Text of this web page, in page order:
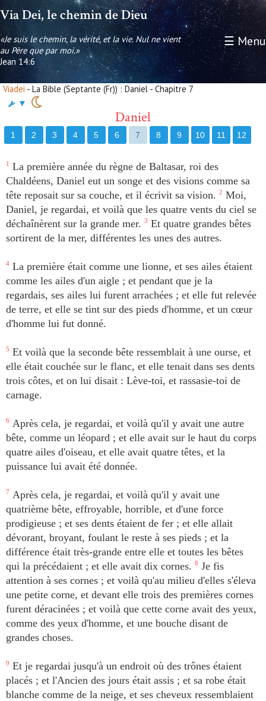
Via Dei, le chemin de Dieu
«Je suis le chemin, la vérité, et la vie. Nul ne vient
au Père que par moi.»
Jean 14:6
☰ Menu
Viadei - La Bible (Septante (Fr)) : Daniel - Chapitre 7
▼
Daniel
1 2 3 4 5 6 7 8 9 10 11 12
1
La première année du règne de Baltasar, roi des
Chaldéens, Daniel eut un songe et des visions comme sa
tête reposait sur sa couche, et il écrivit sa vision. 2 Moi,
Daniel, je regardai, et voilà que les quatre vents du ciel se
déchaînèrent sur la grande mer. 3 Et quatre grandes bêtes
sortirent de la mer, différentes les unes des autres.
4 La première était comme une lionne, et ses ailes étaient
comme les ailes d'un aigle ; et pendant que je la
regardais, ses ailes lui furent arrachées ; et elle fut relevée
de terre, et elle se tint sur des pieds d'homme, et un cœur
d'homme lui fut donné.
5 Et voilà que la seconde bête ressemblait à une ourse, et
elle était couchée sur le flanc, et elle tenait dans ses dents
trois côtes, et on lui disait : Lève-toi, et rassasie-toi de
carnage.
6 Après cela, je regardai, et voilà qu'il y avait une autre
bête, comme un léopard ; et elle avait sur le haut du corps
quatre ailes d'oiseau, et elle avait quatre têtes, et la
puissance lui avait été donnée.
7 Après cela, je regardai, et voilà qu'il y avait une
quatrième bête, effroyable, horrible, et d'une force
prodigieuse ; et ses dents étaient de fer ; et elle allait
dévorant, broyant, foulant le reste à ses pieds ; et la
différence était très-grande entre elle et toutes les bêtes
qui la précédaient ; et elle avait dix cornes. 8 Je fis
attention à ses cornes ; et voilà qu'au milieu d'elles s'éleva
une petite corne, et devant elle trois des premières cornes
furent déracinées ; et voilà que cette corne avait des yeux,
comme des yeux d'homme, et une bouche disant de
grandes choses.
9 Et je regardai jusqu'à un endroit où des trônes étaient
placés ; et l'Ancien des jours était assis ; et sa robe était
blanche comme de la neige, et ses cheveux ressemblaient